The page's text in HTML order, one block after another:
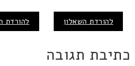
להורדת השאלון להורדת
כתיבת תגובה